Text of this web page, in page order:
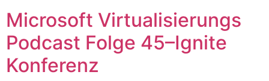
Microsoft Virtualisierungs
Podcast Folge 45–Ignite
Konferenz